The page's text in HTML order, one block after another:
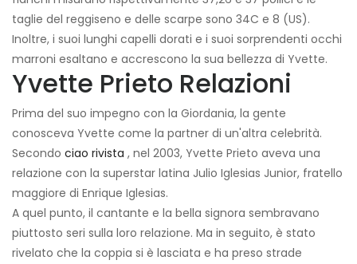
taglie del reggiseno e delle scarpe sono 34C e 8 (US).
Inoltre, i suoi lunghi capelli dorati e i suoi sorprendenti occhi
marroni esaltano e accrescono la sua bellezza di Yvette.
Yvette Prieto Relazioni
Prima del suo impegno con la Giordania, la gente
conosceva Yvette come la partner di un'altra celebrità.
Secondo ciao rivista , nel 2003, Yvette Prieto aveva una
relazione con la superstar latina Julio Iglesias Junior, fratello
maggiore di Enrique Iglesias.
A quel punto, il cantante e la bella signora sembravano
piuttosto seri sulla loro relazione. Ma in seguito, è stato
rivelato che la coppia si è lasciata e ha preso strade